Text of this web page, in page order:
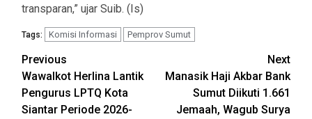
transparan,” ujar Suib. (Is)
Tags: Komisi Informasi Pemprov Sumut
Post
navigation
Previous
Wawalkot Herlina Lantik
Pengurus LPTQ Kota
Siantar Periode 2026-
Next
Manasik Haji Akbar Bank
Sumut Diikuti 1.661
Jemaah, Wagub Surya